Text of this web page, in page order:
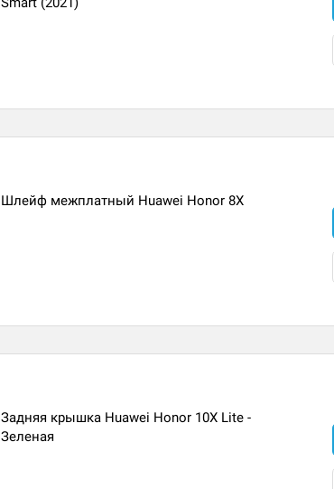
Шлейф межплатный Huawei Honor 8X
Задняя крышка Huawei Honor 10X Lite -
Зеленая